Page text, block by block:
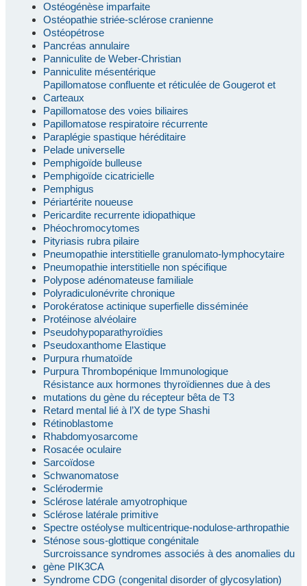
Ostéogénèse imparfaite
Ostéopathie striée-sclérose cranienne
Ostéopétrose
Pancréas annulaire
Panniculite de Weber-Christian
Panniculite mésentérique
Papillomatose confluente et réticulée de Gougerot et
Carteaux
Papillomatose des voies biliaires
Papillomatose respiratoire récurrente
Paraplégie spastique héréditaire
Pelade universelle
Pemphigoïde bulleuse
Pemphigoïde cicatricielle
Pemphigus
Périartérite noueuse
Pericardite recurrente idiopathique
Phéochromocytomes
Pityriasis rubra pilaire
Pneumopathie interstitielle granulomato-lymphocytaire
Pneumopathie interstitielle non spécifique
Polypose adénomateuse familiale
Polyradiculonévrite chronique
Porokératose actinique superfielle disséminée
Protéinose alvéolaire
Pseudohypoparathyroïdies
Pseudoxanthome Elastique
Purpura rhumatoïde
Purpura Thrombopénique Immunologique
Résistance aux hormones thyroïdiennes due à des
mutations du gène du récepteur bêta de T3
Retard mental lié à l’X de type Shashi
Rétinoblastome
Rhabdomyosarcome
Rosacée oculaire
Sarcoïdose
Schwanomatose
Sclérodermie
Sclérose latérale amyotrophique
Sclérose latérale primitive
Spectre ostéolyse multicentrique-nodulose-arthropathie
Sténose sous-glottique congénitale
Surcroissance syndromes associés à des anomalies du
gène PIK3CA
Syndrome CDG (congenital disorder of glycosylation)